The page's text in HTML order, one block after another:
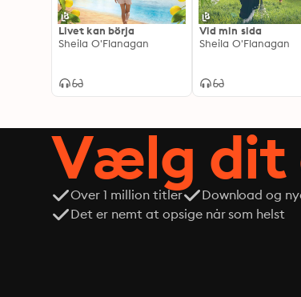
Livet kan börja
Sheila O'Flanagan
Vid min sida
Sheila O'Flanagan
Vælg dit
Over 1 million titler Download og
Det er nemt at opsige når som helst